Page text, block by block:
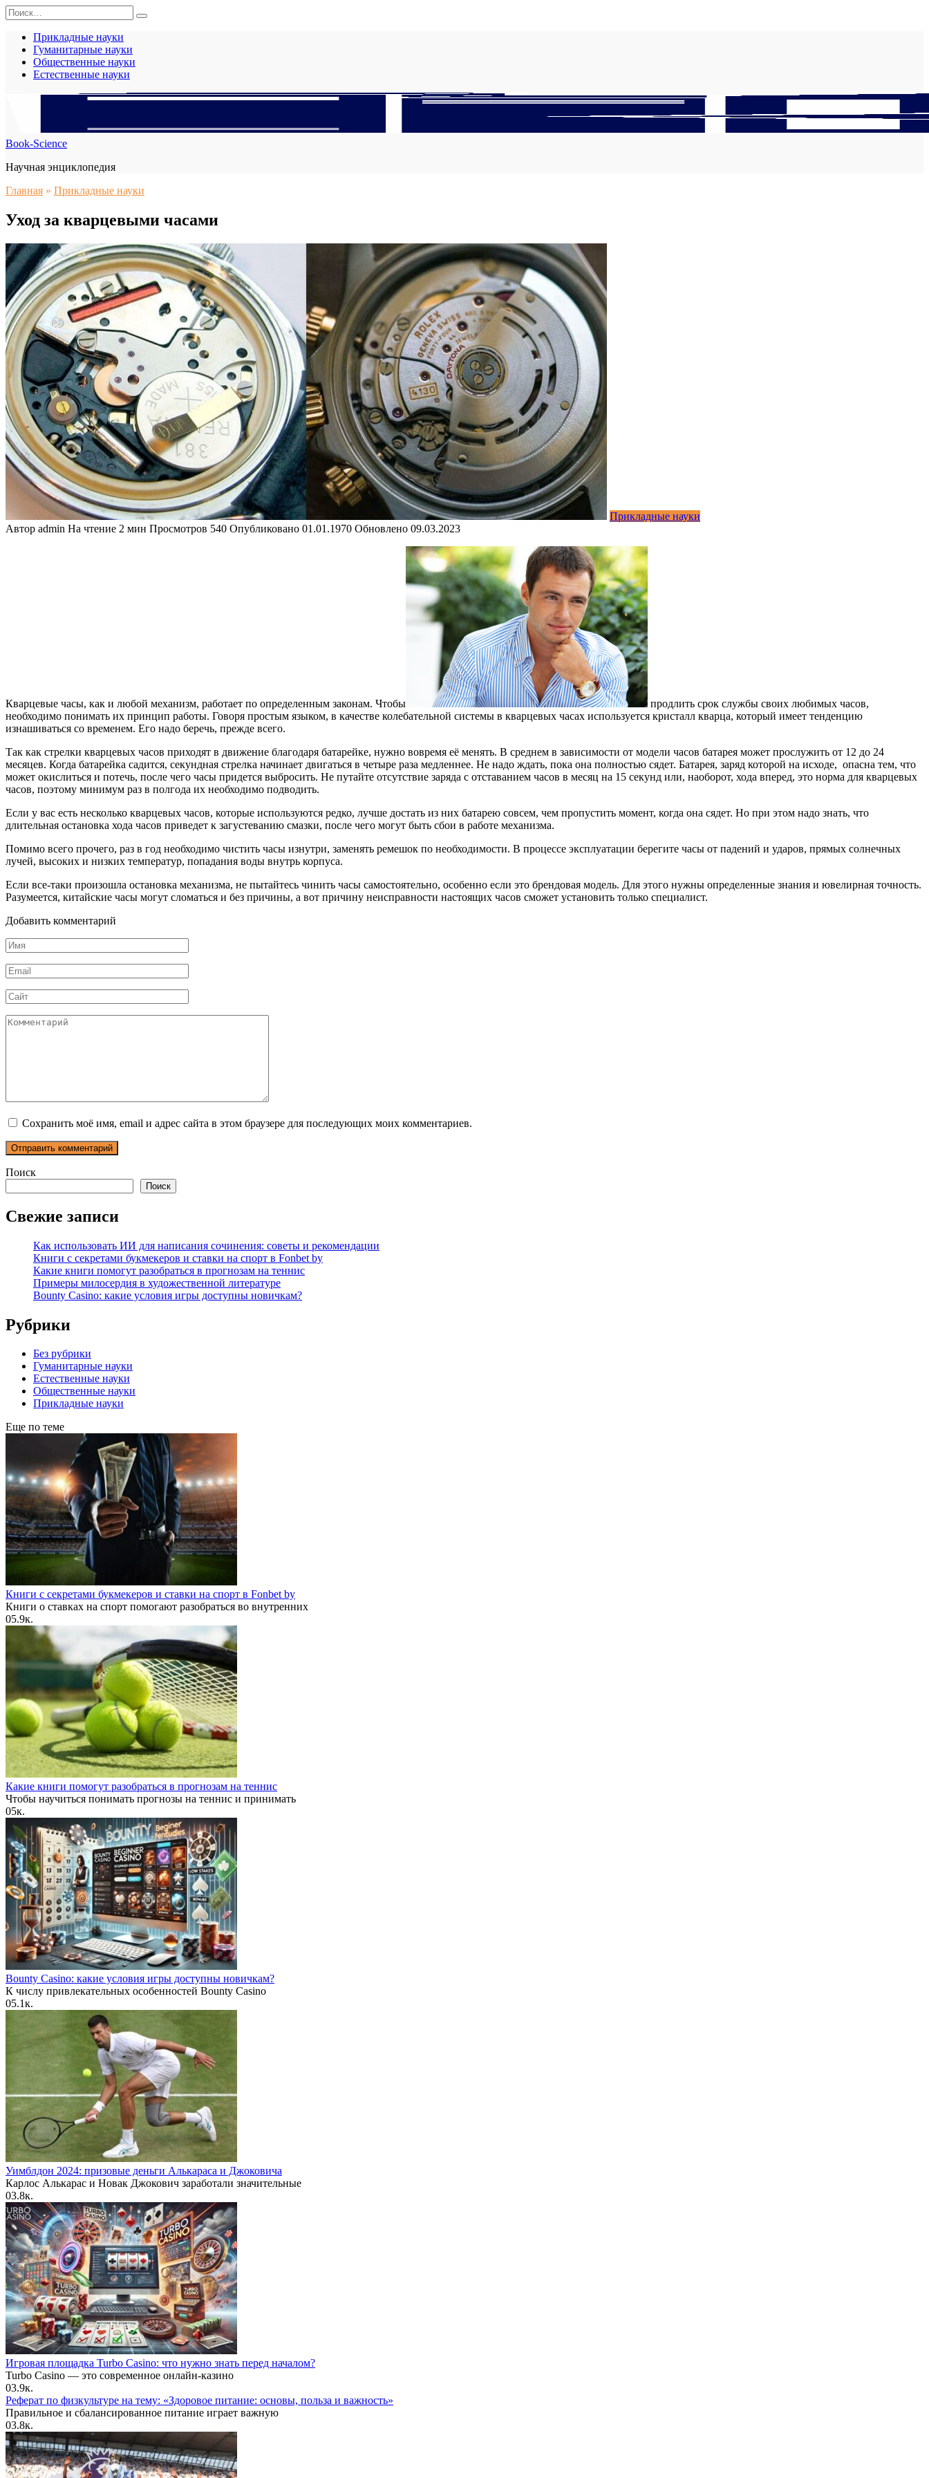
Перейти
к
содержанию
Search
for:
Прикладные науки
Гуманитарные науки
Общественные науки
Естественные науки
Book-Science
Научная энциклопедия
Главная » Прикладные науки
Уход за кварцевыми часами
Прикладные науки
Автор admin На чтение 2 мин Просмотров 540 Опубликовано 01.01.1970 Обновлено 09.03.2023
Кварцевые часы, как и любой механизм, работает по определенным законам. Чтобы
продлить срок службы своих любимых часов,
необходимо понимать их принцип работы. Говоря простым языком, в качестве колебательной системы в кварцевых часах используется кристалл кварца, который имеет тенденцию
изнашиваться со временем. Его надо беречь, прежде всего.
Так как стрелки кварцевых часов приходят в движение благодаря батарейке, нужно вовремя её менять. В среднем в зависимости от модели часов батарея может прослужить от 12 до 24
месяцев. Когда батарейка садится, секундная стрелка начинает двигаться в четыре раза медленнее. Не надо ждать, пока она полностью сядет. Батарея, заряд которой на исходе, опасна тем, что
может окислиться и потечь, после чего часы придется выбросить. Не путайте отсутствие заряда с отставанием часов в месяц на 15 секунд или, наоборот, хода вперед, это норма для кварцевых
часов, поэтому минимум раз в полгода их необходимо подводить.
Если у вас есть несколько кварцевых часов, которые используются редко, лучше достать из них батарею совсем, чем пропустить момент, когда она сядет. Но при этом надо знать, что
длительная остановка хода часов приведет к загустеванию смазки, после чего могут быть сбои в работе механизма.
Помимо всего прочего, раз в год необходимо чистить часы изнутри, заменять ремешок по необходимости. В процессе эксплуатации берегите часы от падений и ударов, прямых солнечных
лучей, высоких и низких температур, попадания воды внутрь корпуса.
Если все-таки произошла остановка механизма, не пытайтесь чинить часы самостоятельно, особенно если это брендовая модель. Для этого нужны определенные знания и ювелирная точность.
Разумеется, китайские часы могут сломаться и без причины, а вот причину неисправности настоящих часов сможет установить только специалист.
Добавить комментарий
Имя
*
Email
*
Сайт
Комментарий
Сохранить моё имя, email и адрес сайта в этом браузере для последующих моих комментариев.
Поиск
Поиск
Свежие записи
Как использовать ИИ для написания сочинения: советы и рекомендации
Книги с секретами букмекеров и ставки на спорт в Fonbet by
Какие книги помогут разобраться в прогнозам на теннис
Примеры милосердия в художественной литературе
Bounty Casino: какие условия игры доступны новичкам?
Рубрики
Без рубрики
Гуманитарные науки
Естественные науки
Общественные науки
Прикладные науки
Еще по теме
Книги с секретами букмекеров и ставки на спорт в Fonbet by
Книги о ставках на спорт помогают разобраться во внутренних
05.9к.
Какие книги помогут разобраться в прогнозам на теннис
Чтобы научиться понимать прогнозы на теннис и принимать
05к.
Bounty Casino: какие условия игры доступны новичкам?
К числу привлекательных особенностей Bounty Casino
05.1к.
Уимблдон 2024: призовые деньги Алькараса и Джоковича
Карлос Алькарас и Новак Джокович заработали значительные
03.8к.
Игровая площадка Turbo Casino: что нужно знать перед началом?
Turbo Casino — это современное онлайн-казино
03.9к.
Реферат по физкультуре на тему: «Здоровое питание: основы, польза и важность»
Правильное и сбалансированное питание играет важную
03.8к.